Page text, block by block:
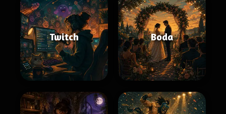
Twitch Boda